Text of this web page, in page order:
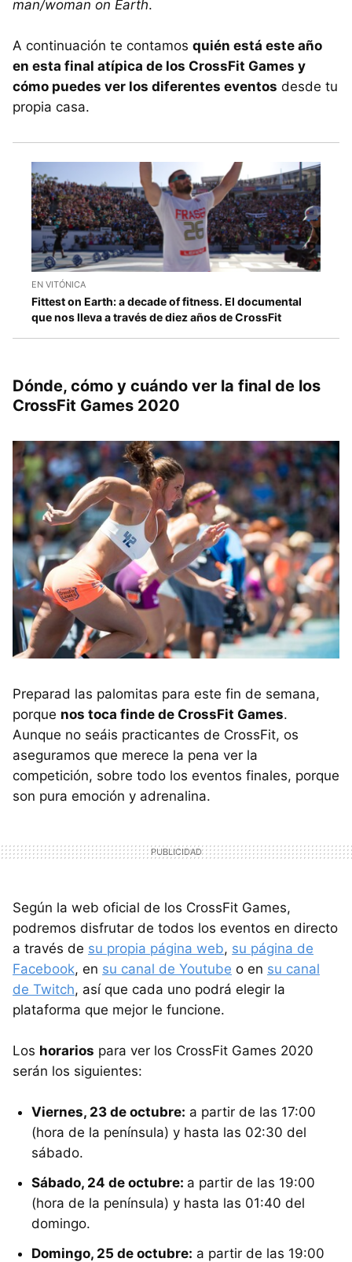
man/woman on Earth.
A continuación te contamos quién está este año
en esta final atípica de los CrossFit Games y
cómo puedes ver los diferentes eventos desde tu
propia casa.
EN VITÓNICA
Fittest on Earth: a decade of fitness. El documental
que nos lleva a través de diez años de CrossFit
Dónde, cómo y cuándo ver la final de los
CrossFit Games 2020
Preparad las palomitas para este fin de semana,
porque nos toca finde de CrossFit Games.
Aunque no seáis practicantes de CrossFit, os
aseguramos que merece la pena ver la
competición, sobre todo los eventos finales, porque
son pura emoción y adrenalina.
Según la web oficial de los CrossFit Games,
podremos disfrutar de todos los eventos en directo
a través de su propia página web, su página de
Facebook, en su canal de Youtube o en su canal
de Twitch, así que cada uno podrá elegir la
plataforma que mejor le funcione.
Los horarios para ver los CrossFit Games 2020
serán los siguientes:
Viernes, 23 de octubre: a partir de las 17:00
(hora de la península) y hasta las 02:30 del
sábado.
Sábado, 24 de octubre: a partir de las 19:00
(hora de la península) y hasta las 01:40 del
domingo.
Domingo, 25 de octubre: a partir de las 19:00